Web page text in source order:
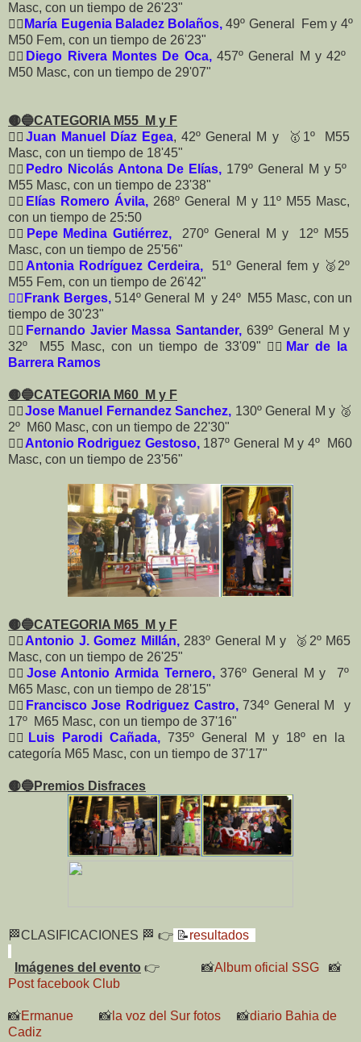
Masc, con un tiempo de 26'23"
🏃‍♀️ María Eugenia Baladez Bolaños, 49º General Fem y 4º
M50 Fem, con un tiempo de 26'23"
🏃‍♂️ Diego Rivera Montes De Oca,457º General M y 42º
M50 Masc, con un tiempo de 29'07"
🟡🔵CATEGORIA M55 M y F
🏃‍♂️Juan Manuel Díaz Egea, 42º General M y 🥇1º M55
Masc, con un tiempo de 18'45"
🏃‍♂️ Pedro Nicolás Antona De Elías, 179º General M y 5º
M55 Masc, con un tiempo de 23'38"
🏃‍♂️ Elías Romero Ávila, 268º General M y 11º M55 Masc,
con un tiempo de 25:50
🏃‍♂️ Pepe Medina Gutiérrez, 270º General M y 12º M55
Masc, con un tiempo de 25'56"
🏃‍♀️ Antonia Rodríguez Cerdeira, 51º General fem y 🥈2º
M55 Fem, con un tiempo de 26'42"
🏃‍♂️ Frank Berges,514º General M y 24º M55 Masc, con un
tiempo de 30'23"
🏃‍♂️ Fernando Javier Massa Santander, 639º General M y
32º M55 Masc, con un tiempo de 33'09" 🏃‍♀️ Mar de la
Barrera Ramos
🟡🔵CATEGORIA M60 M y F
🏃‍♂️Jose Manuel Fernandez Sanchez, 130º General M y 🥈
2º M60 Masc, con un tiempo de 22'30"
🏃‍♂️ Antonio Rodriguez Gestoso, 187º General M y 4º M60
Masc, con un tiempo de 23'56"
🟡🔵CATEGORIA M65 M y F
🏃‍♂️ Antonio J. Gomez Millán, 283º General M y 🥈2º M65
Masc, con un tiempo de 26'25"
🏃‍♂️ Jose Antonio Armida Ternero, 376º General M y 7º
M65 Masc, con un tiempo de 28'15"
🏃‍♂️ Francisco Jose Rodriguez Castro,734º General M y
17º M65 Masc, con un tiempo de 37'16"
🏃‍♂️ Luis Parodi Cañada, 735º General M y 18º en la
categoría M65 Masc, con un tiempo de 37'17"
🟡🔵Premios Disfraces
🏁CLASIFICACIONES 🏁 👉 📝resultados
Imágenes del evento 👉 📸Album oficial SSG
📸
Post facebook Club
📸Ermanue 📸 la voz del Sur fotos 📸diario Bahia de
Cadiz